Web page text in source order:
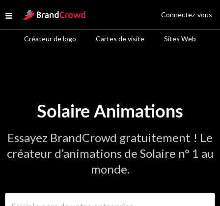
Open menu
Site Logo
Créateur de logo Cartes de visite Sites Web
Connectez-vous
Solaire Animations
Essayez BrandCrowd gratuitement ! Le
créateur d’animations de Solaire n° 1 au
monde.